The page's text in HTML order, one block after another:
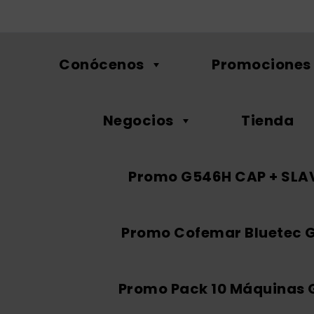
Conócenos Promociones
Negocios Tienda
Promo G546H CAP +
Promo Cofemar Bluetec
Promo Pack 10 Máquinas